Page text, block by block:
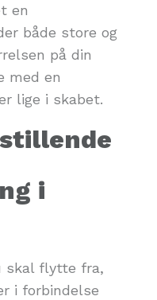
en
både store og
på din
med en
lige i skabet.
i
skal flytte fra,
i forbindelse